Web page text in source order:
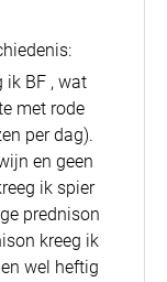
ik BF , wat
met rode
per dag).
en geen
ik spier
prednison
kreeg ik
wel heftig